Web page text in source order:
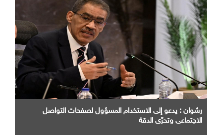
رشوان : يدعو إلى الاستخدام المسؤول لصفحات التواصل
الاجتماعي وتحرّي الدقة